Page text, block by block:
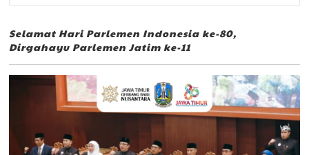
Selamat Hari Parlemen Indonesia ke-80,
Dirgahayu Parlemen Jatim ke-11